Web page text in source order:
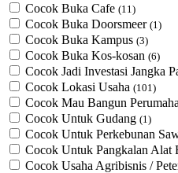
Cocok Buka Cafe (11)
Cocok Buka Doorsmeer (1)
Cocok Buka Kampus (3)
Cocok Buka Kos-kosan (6)
Cocok Jadi Investasi Jangka
Cocok Lokasi Usaha (101)
Cocok Mau Bangun
Cocok Untuk Gudang (1)
Cocok Untuk Perkebunan
Cocok Untuk ​Pangkalan Alat
Cocok Usaha Agribisnis /